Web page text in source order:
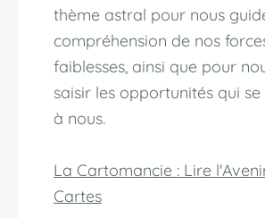
thème astral pour nous
compréhension de nos
faiblesses, ainsi que pour
saisir les opportunités qui
à nous.
La Cartomancie : Lire
Cartes